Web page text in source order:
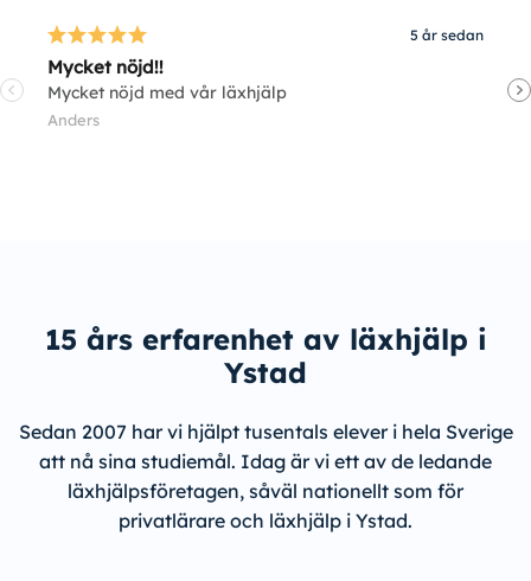
5 år sedan
Mycket nöjd!!
Mycket nöjd med vår läxhjälp
Anders
15 års erfarenhet av läxhjälp i
Ystad
Sedan 2007 har vi hjälpt tusentals elever i hela Sverige
att nå sina studiemål. Idag är vi ett av de ledande
läxhjälpsföretagen, såväl nationellt som för
privatlärare och läxhjälp i Ystad.